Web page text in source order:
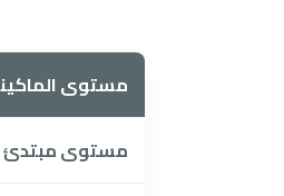
مستوى
مستوى